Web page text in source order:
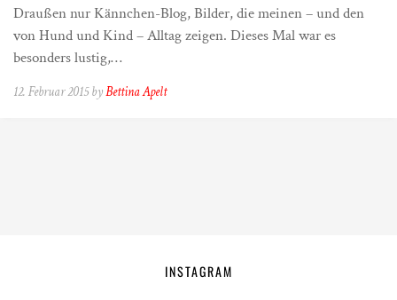
Draußen nur Kännchen-Blog, Bilder, die meinen – und den
von Hund und Kind – Alltag zeigen. Dieses Mal war es
besonders lustig,…
12. Februar 2015 byBettina Apelt
INSTAGRAM